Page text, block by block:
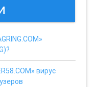
вирус